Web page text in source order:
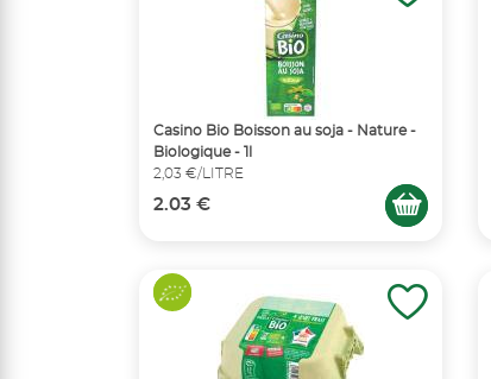
Casino Bio Boisson au soja - Nature -
Biologique - 1l
2,03 €/LITRE
2.03 €